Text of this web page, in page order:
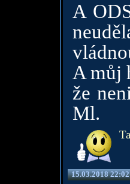
A
A můj
že
Ml.
15.03.2018